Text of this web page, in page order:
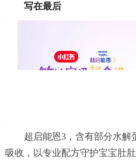
写在最后
超启能恩3，含有部分水解
吸收，以专业配方守护宝宝肚